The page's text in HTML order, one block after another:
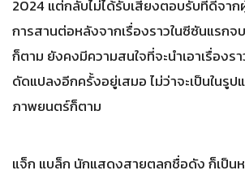
2024 แต่กลับไม่ได้รับเสียงตอบรับที่ดีจาก
การสานต่อหลังจากเรื่องราวในซีซันแรกจ
ก็ตาม ยังคงมีความสนใจที่จะนำเอาเรื่องร
ดัดแปลงอีกครั้งอยู่เสมอ ไม่ว่าจะเป็นในรู
ภาพยนตร์ก็ตาม
แจ็ก แบล็ก นักแสดงสายตลกชื่อดัง ก็เป็น